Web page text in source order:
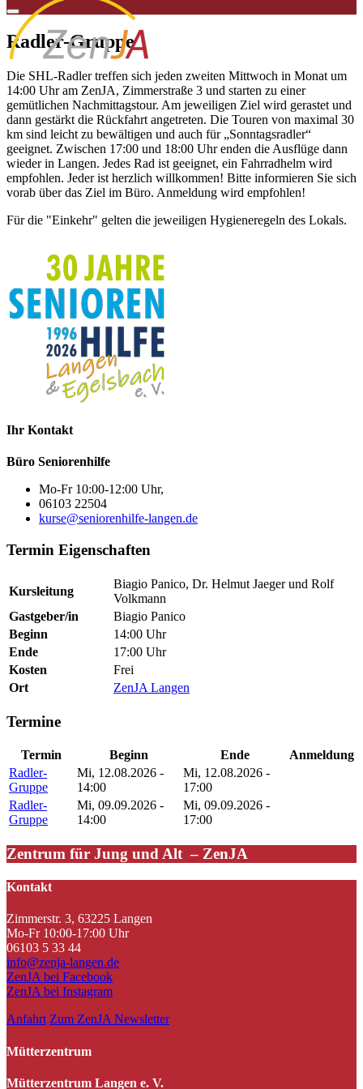
Radler-Gruppe
Die SHL-Radler treffen sich jeden zweiten Mittwoch in Monat um
14:00 Uhr am ZenJA, Zimmerstraße 3 und starten zu einer
gemütlichen Nachmittagstour. Am jeweiligen Ziel wird gerastet und
dann gestärkt die Rückfahrt angetreten. Die Touren von maximal 30
km sind leicht zu bewältigen und auch für „Sonntagsradler“
geeignet. Zwischen 17:00 und 18:00 Uhr enden die Ausflüge dann
wieder in Langen. Jedes Rad ist geeignet, ein Fahrradhelm wird
empfohlen. Jeder ist herzlich willkommen! Bitte informieren Sie sich
vorab über das Ziel im Büro. Anmeldung wird empfohlen!
Für die "Einkehr" gelten die jeweiligen Hygieneregeln des Lokals.
Ihr Kontakt
Büro Seniorenhilfe
Mo-Fr 10:00-12:00 Uhr,
06103 22504
kurse@seniorenhilfe-langen.de
Termin Eigenschaften
Kursleitung
Biagio Panico, Dr. Helmut Jaeger und Rolf
Volkmann
Gastgeber/in
Biagio Panico
Beginn
14:00 Uhr
Ende
17:00 Uhr
Kosten
Frei
Ort
ZenJA Langen
Termine
Termin Beginn Ende
Anmeldung
Radler-
Gruppe
Mi, 12.08.2026 -
14:00
Mi, 12.08.2026 -
17:00
Radler-
Gruppe
Mi, 09.09.2026 -
14:00
Mi, 09.09.2026 -
17:00
Zentrum für Jung und Alt – ZenJA
Kontakt
Zimmerstr. 3, 63225 Langen
Mo-Fr 10:00-17:00 Uhr
06103 5 33 44
info@zenja-langen.de
ZenJA bei Facebook
ZenJA bei Instagram
Anfahrt Zum ZenJA Newsletter
Mütterzentrum
Mütterzentrum Langen e. V.